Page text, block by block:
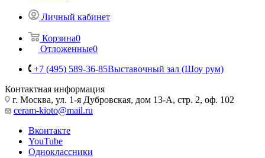
Личный кабинет
Корзина0
Отложенные0
+7 (495) 589-36-85Выставочный зал (Шоу рум)
Контактная информация
г. Москва, ул. 1-я Дубровская, дом 13-А, стр. 2, оф. 102
ceram-kioto@mail.ru
Вконтакте
YouTube
Одноклассники